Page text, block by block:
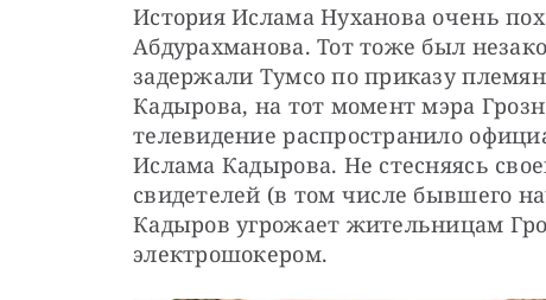
История Ислама Нуханова очень
Абдурахманова. Тот тоже был
задержали Тумсо по приказу
Кадырова, на тот момент мэра
телевидение распространило
Ислама Кадырова. Не стесняясь
свидетелей (в том числе бывшего
Кадыров угрожает жительницам
электрошокером.